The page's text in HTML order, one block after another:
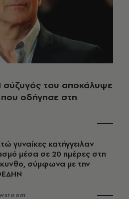
σύζυγός του αποκάλυψε
οδήγησε στη
γυναίκες κατήγγειλαν
μέσα σε 20 ημέρες στη
σύμφωνα με την